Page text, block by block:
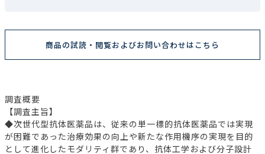
商品の試読・閲覧およびお問い合わせはこちら
調査概要
【調査主旨】
◆次世代型抗体医薬品は、従来の単一標的抗体医薬品では実現
が困難であった治療効果の向上や新たな作用機序の実現を目的
として進化したモダリティ群であり、抗体工学および分子設計